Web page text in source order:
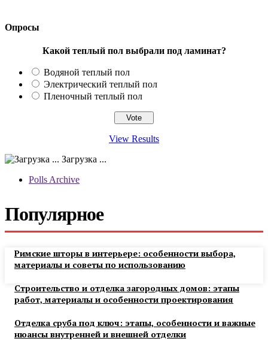
Опросы
Какой теплый пол выбрали под ламинат?
Водяной теплый пол
Электрический теплый пол
Пленочный теплый пол
View Results
Загрузка ...
Polls Archive
Популярное
Римские шторы в интерьере: особенности выбора,
материалы и советы по использованию
Строительство и отделка загородных домов: этапы
работ, материалы и особенности проектирования
Отделка сруба под ключ: этапы, особенности и важные
нюансы внутренней и внешней отделки